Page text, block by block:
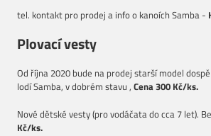
tel. kontakt pro prodej a info o kanoích Samba -
Plovací vesty
Od října 2020 bude na prodej starší model
lodí Samba, v dobrém stavu , Cena 300 Kč/ks.
Nové dětské vesty (pro vodáčata do cca 7 let).
Kč/ks.